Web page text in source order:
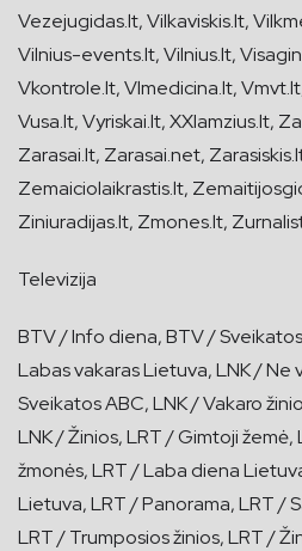
Vezejugidas.lt, Vilkaviskis.lt,
Vilnius-events.lt, Vilnius.lt,
Vkontrole.lt, Vlmedicina.lt,
Vusa.lt, Vyriskai.lt, XXIamzius.lt,
Zarasai.lt, Zarasai.net,
Zemaiciolaikrastis.lt,
Ziniuradijas.lt, Zmones.lt,
Televizija
BTV / Info diena, BTV /
Labas vakaras Lietuva, LNK / Ne
Sveikatos ABC, LNK / Vakaro
LNK / Žinios, LRT / Gimtoji žemė,
žmonės, LRT / Laba diena
Lietuva, LRT / Panorama, LRT /
LRT / Trumposios žinios, LRT /